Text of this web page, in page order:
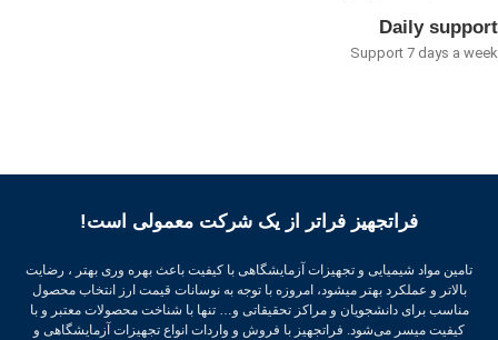
Daily
Support 7 days a
فراتجهیز فراتر از یک شرکت معمولی است!
تامین مواد شیمیایی و تجهیزات آزمایشگاهی با کیفیت باعث بهره وری بهتر ، رضایت
بالاتر و عملکرد بهتر میشود، امروزه با توجه به نوسانات قیمت ارز انتخاب محصول
مناسب برای دانشجویان و مراکز تحقیقاتی و… تنها با شناخت محصولات معتبر و با
کیفیت میسر می‌شود.فراتجهیز با فروش و واردات انواع تجهیزات آزمایشگاهی و